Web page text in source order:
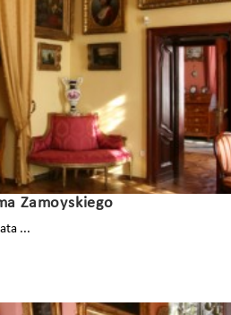
Zamoyskiego
...